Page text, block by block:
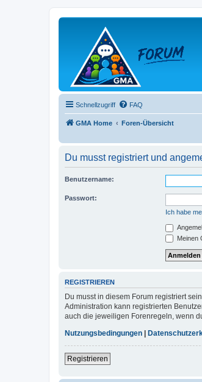
Schnellzugriff FAQ
GMA Home Foren-Übersicht
Du musst registriert und
Benutzername:
Passwort:
Ich habe
Meinen
REGISTRIEREN
Du musst in diesem Forum registriert
Administration kann registrierten
auch die jeweiligen Forenregeln, wenn
Nutzungsbedingungen |
Registrieren